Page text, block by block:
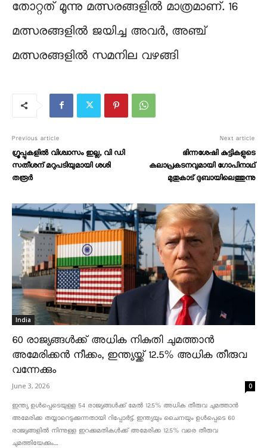
തോറ്റത് മൂന്നു മത്സരങ്ങളിൽ മാത്രമാണ്. 16
മത്സരങ്ങളിൽ ജയിച്ച അവർ, അഞ്ച്
മത്സരങ്ങളിൽ സമനില വഴങ്ങി
Previous article
ഗ്രൂപ്പുകളിൽ വിശ്വാസം ഇല്ല, വി ഡി
സതീശന് മറുപടിയുമായി ശശി
തരൂർ
Next article
ഭിന്നശേഷി കുട്ടികളുടെ
കലാപ്രകടനവുമായി ഗോപിനാഥ്
മുതുകാട് ദുബായിലെത്തുന്നു
India
60 രാജ്യങ്ങൾക്ക് അധിക നികുതി ചുമത്താൻ
അമേരിക്കൻ നീക്കം, ഇന്ത്യയ്ക്ക് 12.5% അധിക തീരുവ
വന്നേക്കും
June 3, 2026 0
ഇന്ത്യ ഉൾപ്പെടെയുള്ള 54 രാജ്യങ്ങൾക്ക് മേൽ 12.5% അധിക തീരുവ ചുമത്താൻ
അമേരിക്ക തയ്യാറെടുക്കുന്നതായി റിപ്പോർട്ട്. ഇന്ത്യയും ചൈനയും ഉൾപ്പെടെ 60
രാജ്യങ്ങളിൽ നിന്നുള്ള ഇറക്കുമതികൾക്ക് അമേരിക്ക 12.5% ​​വരെ തീരുവ
ചുമത്തിയേക്കും....